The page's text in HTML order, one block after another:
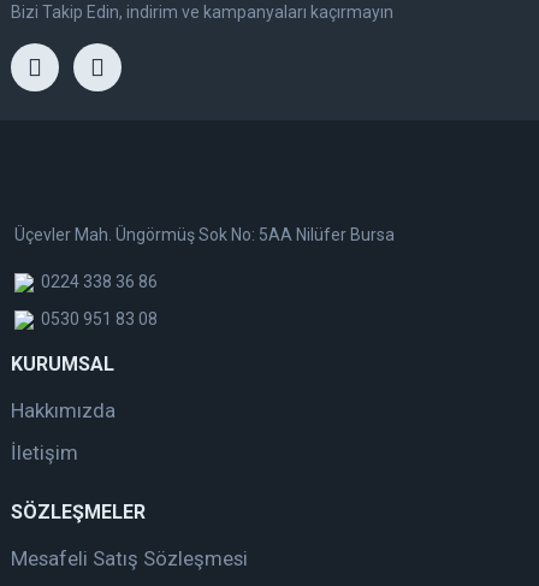
Bizi Takip Edin, indirim ve kampanyaları kaçırmayın
Üçevler Mah. Üngörmüş Sok No: 5AA Nilüfer Bursa
0224 338 36 86
0530 951 83 08
KURUMSAL
Hakkımızda
İletişim
SÖZLEŞMELER
Mesafeli Satış Sözleşmesi